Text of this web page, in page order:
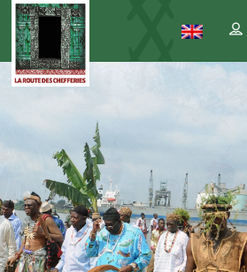
ICC